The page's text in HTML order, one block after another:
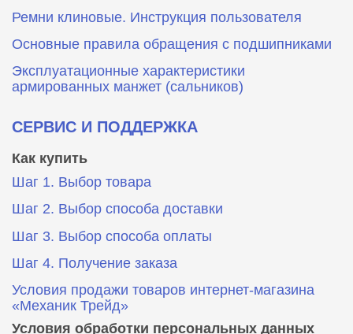
Ремни клиновые. Инструкция пользователя
Основные правила обращения с подшипниками
Эксплуатационные характеристики
армированных манжет (сальников)
СЕРВИС И ПОДДЕРЖКА
Как купить
Шаг 1. Выбор товара
Шаг 2. Выбор способа доставки
Шаг 3. Выбор способа оплаты
Шаг 4. Получение заказа
Условия продажи товаров интернет-магазина
«Механик Трейд»
Условия обработки персональных данных